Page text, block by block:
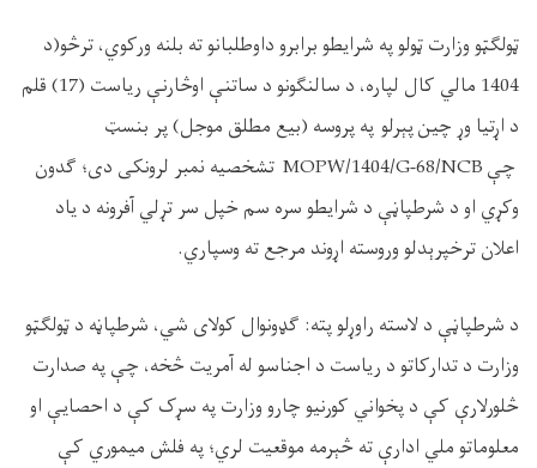
ټولګټو وزارت ټولو په شرايطو برابرو داوطلبانو ته بلنه ورکوي،ترڅو(د
1404 مالي کال لپاره، د سالنګونو د ساتنې اوڅارنې ریاست (17)
قلم
د اړتیا وړ چینپېرلو په پروسه (بیع مطلق موجل) پر بنسټ
چېMOPW/1404/G-68/NCB تشخصیه نمبر لرونکی دی؛ ګدون
وکړي او د شرطپاڼې د شرايطو سره سم خپل سر تړلي آفرونه د یاد
اعلان ترخپرېدلو وروسته اړوند مرجع ته وسپاري.
د شرطپاڼې د لاسته راوړلو پته: ګډونوال کولای شي، شرطپاڼه د ټولګټو
وزارت د تدارکاتو د رياست د اجناسو له آمريت څخه، چې په صدارت
څلور‌لارې کې د پخواني کورنيو چارو وزارت په سړک کې د احصایې او
معلوماتو ملي ادارې ته څېرمه موقعيت لري؛ په فلش ميموري کې